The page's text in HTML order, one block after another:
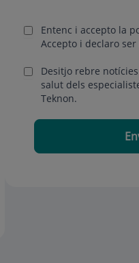
Entenc i accepto la
Accepto i declaro
Desitjo rebre
salut dels
Teknon.